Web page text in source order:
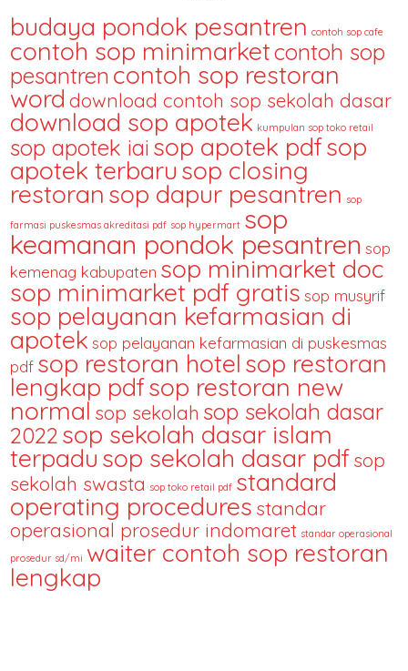
budaya pondok pesantren contoh sop cafe
contoh sop minimarketcontoh sop
pesantren contoh sop restoran
word download contoh sop sekolah dasar
download sop apotek kumpulan sop toko retail
sop apotek iai sop apotek pdfsop
apotek terbarusop closing
restoran sop dapur pesantren sop
farmasi puskesmas akreditasi pdf sop hypermart sop
keamanan pondok pesantren sop
kemenag kabupaten sop minimarket doc
sop minimarket pdf gratis sop musyrif
sop pelayanan kefarmasian di
apotek sop pelayanan kefarmasian di puskesmas
pdf sop restoran hotel sop restoran
lengkap pdfsop restoran new
normal sop sekolah sop sekolah dasar
2022 sop sekolah dasar islam
terpadu sop sekolah dasar pdfsop
sekolah swasta sop toko retail pdf standard
operating procedures standar
operasional prosedur indomaret standar operasional
prosedur sd/mi waiter contoh sop restoran
lengkap